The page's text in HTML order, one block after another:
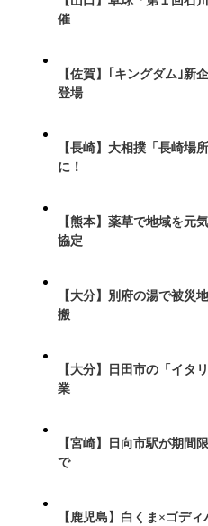
催
【佐賀】｢キングダム｣
登場
【長崎】大相撲「長崎場
に！
【熊本】薬草で地域を元
協定
【大分】別府の湯で被
搬
【大分】日田市の「イタ
業
【宮崎】日向市駅が期間
で
【鹿児島】白くま×ゴデ